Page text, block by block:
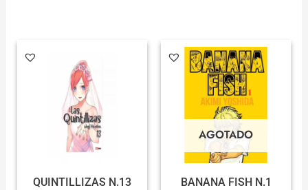
QUINTILLIZAS N.13
AGOTADO
BANANA FISH N.1